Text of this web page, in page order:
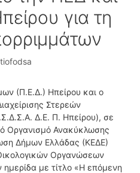
για τη
(Π.Ε.Δ.) Ηπείρου και ο
Στερεών
Δ.Ε. Π. Ηπείρου), σε
Οργανισμό Ανακύκλωσης
Δήμων Ελλάδας (ΚΕΔΕ)
Οργανώσεων
με τίτλο «Η επόμενη